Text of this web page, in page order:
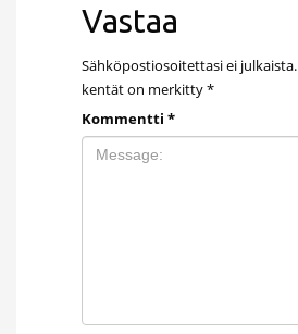
Vastaa
Sähköpostiosoitettasi ei julkaista.
kentät on merkitty*
Kommentti *